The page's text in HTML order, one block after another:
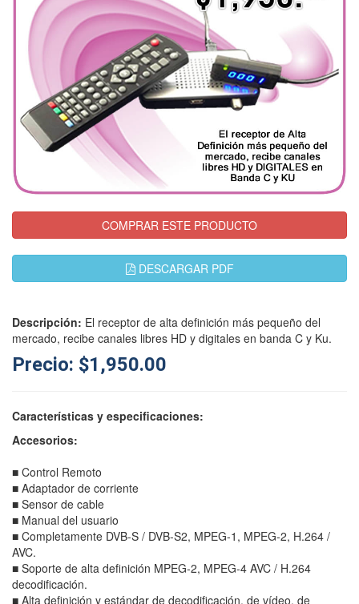
COMPRAR ESTE PRODUCTO
DESCARGAR PDF
Descripción: El receptor de alta definición más pequeño del
mercado, recibe canales libres HD y digitales en banda C y Ku.
Precio: $1,950.00
Características y especificaciones:
Accesorios:
■ Control Remoto
■ Adaptador de corriente
■ Sensor de cable
■ Manual del usuario
■ Completamente DVB-S / DVB-S2, MPEG-1, MPEG-2, H.264 /
AVC.
■ Soporte de alta definición MPEG-2, MPEG-4 AVC / H.264
decodificación.
■ Alta definición y estándar de decodificación, de vídeo, de